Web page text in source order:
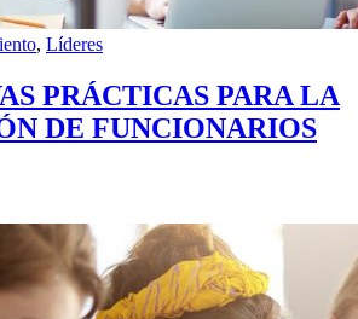
, Líderes
PRÁCTICAS PARA LA
DE FUNCIONARIOS